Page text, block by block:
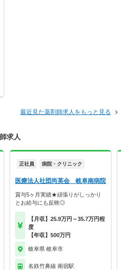
最近見た薬剤師求人をもっと見る
求人
正社員 病院・クリニック
医療法人社団尚英会 岐阜南病院
賞与5ヶ月実績★頑張りがしっかり
とお給与にも反映◎
【月収】25.9万円～35.7万円程
度
【年収】500万円
岐阜県 岐阜市
名鉄竹鼻線 南宿駅